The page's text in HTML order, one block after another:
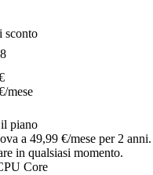
sconto
/mese
piano
a 49,99 €/mese per 2
in qualsiasi momento.
Core